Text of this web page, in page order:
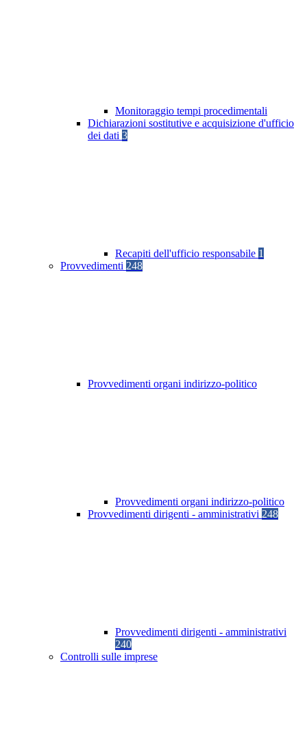
Monitoraggio tempi procedimentali
Dichiarazioni sostitutive e acquisizione d'ufficio
dei dati 3
Recapiti dell'ufficio responsabile 1
Provvedimenti 248
Provvedimenti organi indirizzo-politico
Provvedimenti organi indirizzo-politico
Provvedimenti dirigenti - amministrativi 248
Provvedimenti dirigenti - amministrativi
240
Controlli sulle imprese